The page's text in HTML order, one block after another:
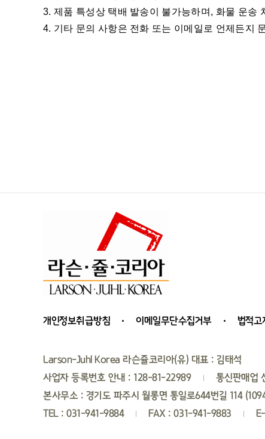
3. 제품 특성상 택배 발송이 불가능하며, 화물 운송
4. 기타 문의 사항은 전화 또는 이메일로 언제든지
개인정보취급방침 이메일무단수집거부 법적고
Larson-Juhl Korea 라슨쥴코리아(유) 대표 : 김태석
사업자 등록번호 안내 : 128-81-22989
통신판매업
본사무소 : 경기도 파주시 월롱면 통일로644번길 114
TEL : 031-941-9884
FAX : 031-941-9883